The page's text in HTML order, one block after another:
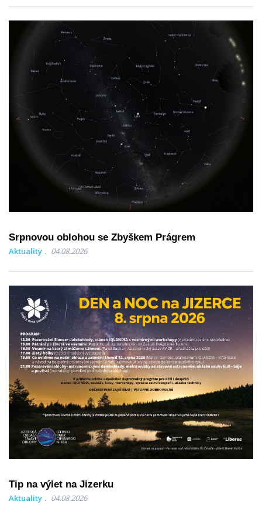
Srpnovou oblohou se Zbyškem Prágrem
Aktuality 04.08.2026
Tip na výlet na Jizerku
Aktuality 04.08.2026